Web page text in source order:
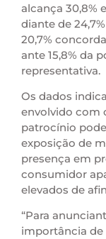
alcança 30,8%
diante de
20,7%
ante 15,8% da
representativa.
Os dados
envolvido com
patrocínio
exposição de
presença em
consumidor
elevados de
“Para
importância de